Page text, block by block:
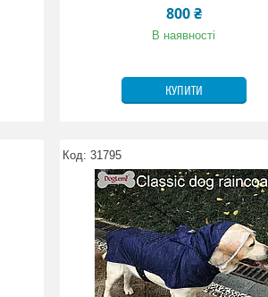
800 ₴
В наявності
КУПИТИ
31795